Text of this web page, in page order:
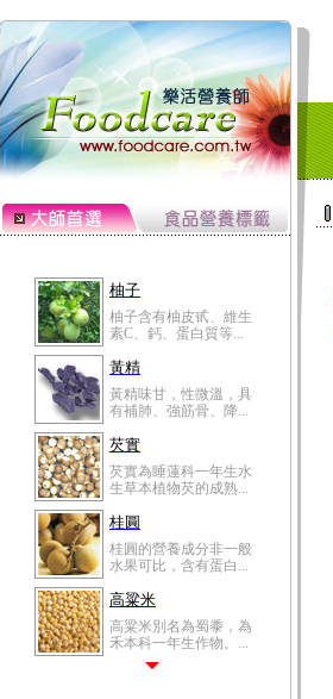
柚子
柚子含有柚皮甙、維生
素C、鈣、蛋白質等...
黃精
黃精味甘，性微溫，具
有補肺、強筋骨、降...
芡實
芡實為睡蓮科一年生水
生草本植物芡的成熟...
桂圓
桂圓的營養成分非一般
水果可比，含有蛋白...
高粱米
高粱米別名為蜀黍，為
禾本科一年生作物。...